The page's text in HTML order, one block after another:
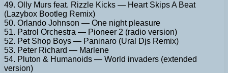
49. Olly Murs feat. Rizzle Kicks — Heart Skips A Beat
(Lazybox Bootleg Remix)
50. Orlando Johnson — One night pleasure
51. Patrol Orchestra — Pioneer 2 (radio version)
52. Pet Shop Boys — Paninaro (Ural Djs Remix)
53. Peter Richard — Marlene
54. Pluton & Humanoids — World invaders (extended
version)